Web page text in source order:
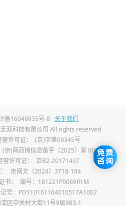
长曲线下滑，需及时完
长发育问题，尽早干预
。
量数据判定孩子发育情
趋势远比单次数值更重
备16049935号-8 关于我们
双科技有限公司 All rights reserved
许可证：
(京)字第09345号
(京)网药械信息备字（2025）第 00017 号
许可证：
京B2-20171437
京网文（2024）3718-184
书：
编号：181221P0069R1M
号：PDY10161164010517A1002
区中关村大街11号9层983-1